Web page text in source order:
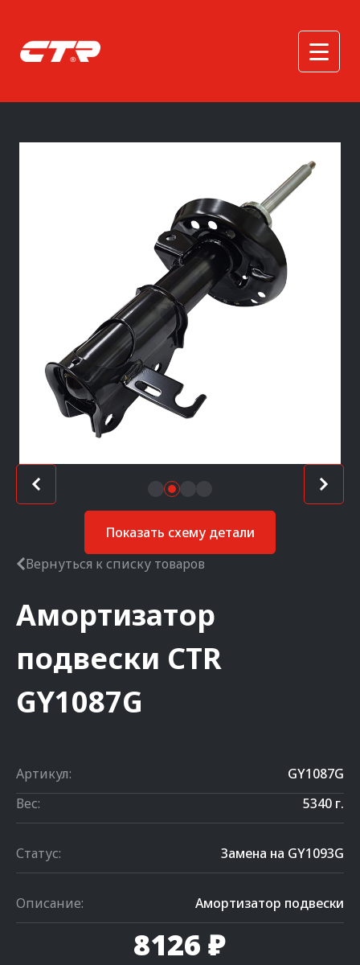
Показать схему детали
Вернуться к списку товаров
Амортизатор
подвески CTR
GY1087G
Артикул:
GY1087G
Вес:
5340 г.
Статус: Замена на GY1093G
Описание: Амортизатор подвески
8126 ₽